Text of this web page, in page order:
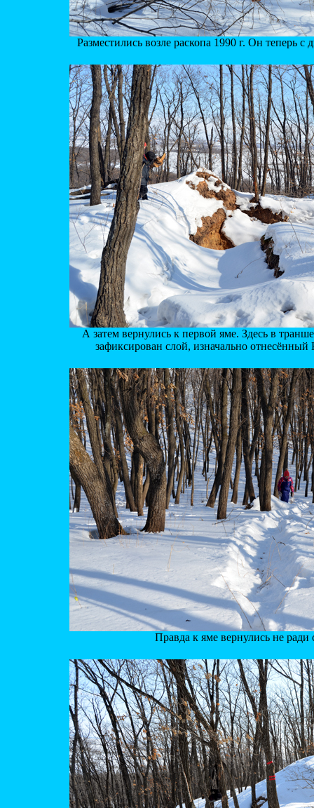
Разместились возле раскопа 1990 г. Он теперь с
А затем вернулись к первой яме. Здесь в
зафиксирован слой, изначально
Правда к яме вернулись не ради